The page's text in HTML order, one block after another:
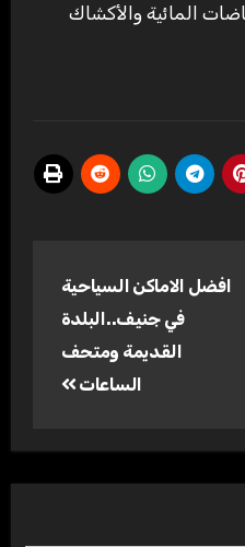
المائية والأكشاك
افضل الاماكن السياحية
في جنيف..البلدة
القديمة ومتحف
الساعات